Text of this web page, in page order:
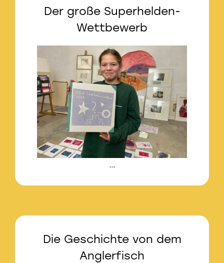
Der große Superhelden-
Wettbewerb
…
Die Geschichte von dem
Anglerfisch